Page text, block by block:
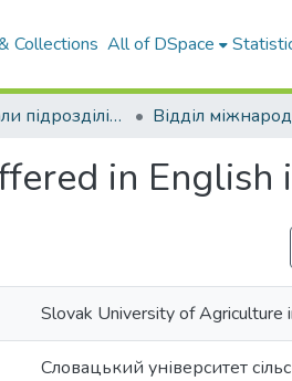
Collections All of DSpace
07. Матеріали підрозділів університету
in
Slovak University of Agriculture
Словацький університет